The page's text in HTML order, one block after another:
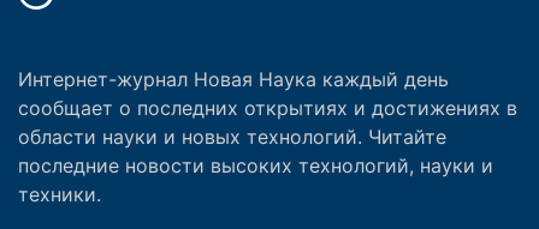
Интернет-журнал Новая Наука каждый день
сообщает о последних открытиях и достижениях в
области науки и новых технологий. Читайте
последние новости высоких технологий, науки и
техники.